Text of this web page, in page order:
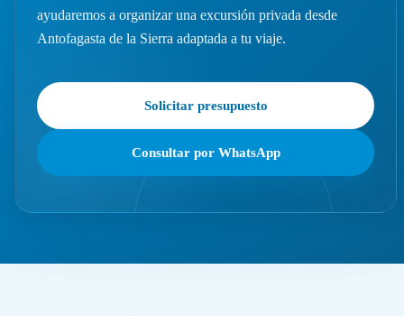
ayudaremos a organizar una excursión privada desde
Antofagasta de la Sierra adaptada a tu viaje.
Solicitar presupuesto
Consultar por WhatsApp